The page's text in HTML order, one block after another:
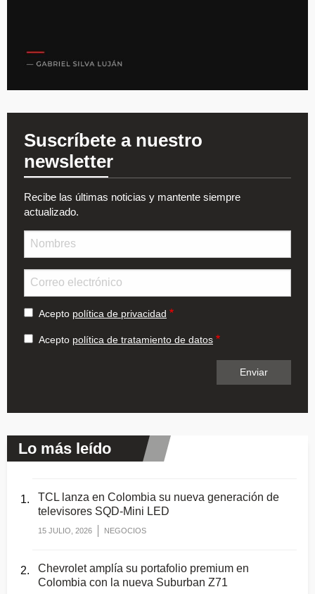
Suscríbete a nuestro
newsletter
Recibe las últimas noticias y mantente siempre
actualizado.
Acepto política de privacidad
Acepto política de tratamiento de datos
Lo más leído
TCL lanza en Colombia su nueva generación de
televisores SQD-Mini LED
15 JULIO, 2026 NEGOCIOS
Chevrolet amplía su portafolio premium en
Colombia con la nueva Suburban Z71